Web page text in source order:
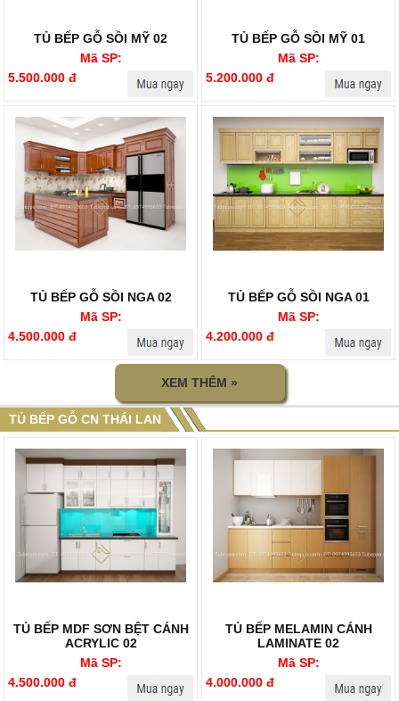
TỦ BẾP GỖ SỒI MỸ 02
Mã SP:
5.500.000 đ
TỦ BẾP GỖ SỒI MỸ 01
Mã SP:
5.200.000 đ
TỦ BẾP GỖ SỒI NGA 02
Mã SP:
4.500.000 đ
TỦ BẾP GỖ SỒI NGA 01
Mã SP:
4.200.000 đ
XEM THÊM »
TỦ BẾP GỖ CN THÁI LAN
TỦ BẾP MDF SƠN BỆT CÁNH
ACRYLIC 02
Mã SP:
4.500.000 đ
TỦ BẾP MELAMIN CÁNH
LAMINATE 02
Mã SP:
4.000.000 đ